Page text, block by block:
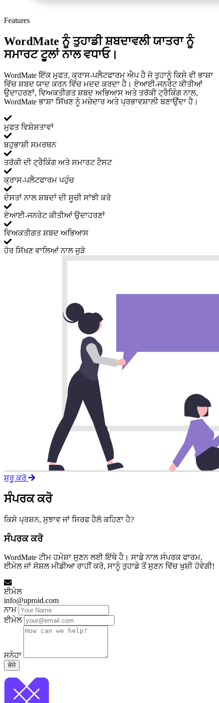
Features
WordMate ਨੂੰ ਤੁਹਾਡੀ ਸ਼ਬਦਾਵਲੀ ਯਾਤਰਾ ਨੂੰ
ਸਮਾਰਟ ਟੂਲਾਂ ਨਾਲ ਵਧਾਓ।
WordMate ਇੱਕ ਮੁਫਤ, ਕ੍ਰਾਸ-ਪਲੈਟਫਾਰਮ ਐਪ ਹੈ ਜੋ ਤੁਹਾਨੂੰ ਕਿਸੇ ਵੀ ਭਾਸ਼ਾ
ਵਿੱਚ ਸ਼ਬਦ ਯਾਦ ਕਰਨ ਵਿੱਚ ਮਦਦ ਕਰਦਾ ਹੈ। ਏਆਈ-ਜਨਰੇਟ ਕੀਤੀਆਂ
ਉਦਾਹਰਣਾਂ, ਵਿਅਕਤੀਗਤ ਸ਼ਬਦ ਅਭਿਆਸ ਅਤੇ ਤਰੱਕੀ ਟ੍ਰੈਕਿੰਗ ਨਾਲ,
WordMate ਭਾਸ਼ਾ ਸਿੱਖਣ ਨੂੰ ਮਜ਼ੇਦਾਰ ਅਤੇ ਪ੍ਰਭਾਵਸ਼ਾਲੀ ਬਣਾਉਂਦਾ ਹੈ।
ਮੁਫਤ ਵਿਸ਼ੇਸ਼ਤਾਵਾਂ
ਬਹੁਭਾਸ਼ੀ ਸਮਰਥਨ
ਤਰੱਕੀ ਦੀ ਟ੍ਰੈਕਿੰਗ ਅਤੇ ਸਮਾਰਟ ਟੈਸਟ
ਕ੍ਰਾਸ-ਪਲੈਟਫਾਰਮ ਪਹੁੰਚ
ਦੋਸਤਾਂ ਨਾਲ ਸ਼ਬਦਾਂ ਦੀ ਸੂਚੀ ਸਾਂਝੀ ਕਰੋ
ਏਆਈ-ਜਨਰੇਟ ਕੀਤੀਆਂ ਉਦਾਹਰਣਾਂ
ਵਿਅਕਤੀਗਤ ਸ਼ਬਦ ਅਭਿਆਸ
ਹੋਰ ਸਿੱਖਣ ਵਾਲਿਆਂ ਨਾਲ ਜੁੜੋ
ਸ਼ੁਰੂ ਕਰੋ
ਸੰਪਰਕ ਕਰੋ
ਕਿਸੇ ਪ੍ਰਸ਼ਨ, ਸੁਝਾਵ ਜਾਂ ਸਿਰਫ ਹੈਲੋ ਕਹਿਣਾ ਹੈ?
ਸੰਪਰਕ ਕਰੋ
WordMate ਟੀਮ ਹਮੇਸ਼ਾ ਸੁਣਨ ਲਈ ਇੱਥੇ ਹੈ। ਸਾਡੇ ਨਾਲ ਸੰਪਰਕ ਫਾਰਮ,
ਈਮੇਲ ਜਾਂ ਸੋਸ਼ਲ ਮੀਡੀਆ ਰਾਹੀਂ ਕਰੋ, ਸਾਨੂੰ ਤੁਹਾਡੇ ਤੋਂ ਸੁਣਨ ਵਿੱਚ ਖੁਸ਼ੀ ਹੋਵੇਗੀ!
ਈਮੇਲ
info@uproid.com
ਨਾਮ
ਈਮੇਲ
ਸਨੇਹਾ
ਭੇਜੋ